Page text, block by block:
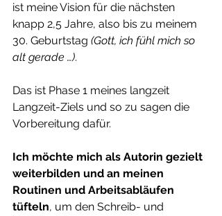
ist meine Vision für die nächsten
knapp 2,5 Jahre, also bis zu meinem
30. Geburtstag (Gott, ich fühl mich so
alt gerade …).
Das ist Phase 1 meines langzeit
Langzeit-Ziels und so zu sagen die
Vorbereitung dafür.
Ich möchte mich als Autorin gezielt
weiterbilden und an meinen
Routinen und Arbeitsabläufen
tüfteln, um den Schreib- und